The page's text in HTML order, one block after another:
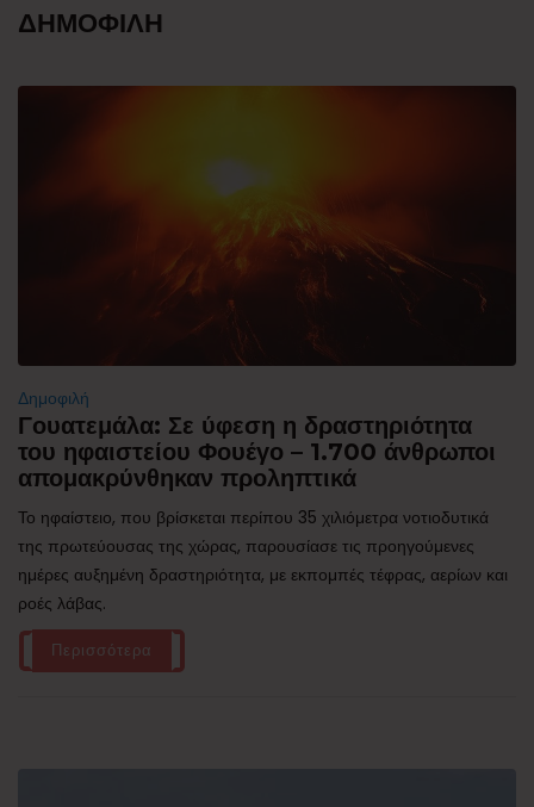
ΔΗΜΟΦΙΛΗ
Δημοφιλή
Γουατεμάλα: Σε ύφεση η δραστηριότητα
του ηφαιστείου Φουέγο – 1.700 άνθρωποι
απομακρύνθηκαν προληπτικά
Το ηφαίστειο, που βρίσκεται περίπου 35 χιλιόμετρα νοτιοδυτικά
της πρωτεύουσας της χώρας, παρουσίασε τις προηγούμενες
ημέρες αυξημένη δραστηριότητα, με εκπομπές τέφρας, αερίων και
ροές λάβας.
Περισσότερα